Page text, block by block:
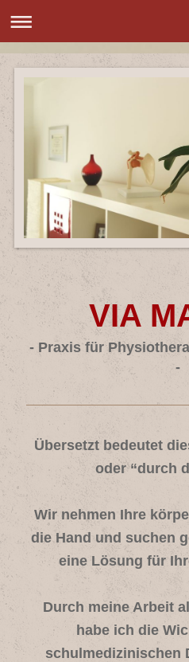
VIA
- Praxis für
-
Übersetzt bedeutet
oder “durch
Wir nehmen Ihre
die Hand und suchen
eine Lösung für
Durch meine Arbeit
habe ich die
schulmedizinischen